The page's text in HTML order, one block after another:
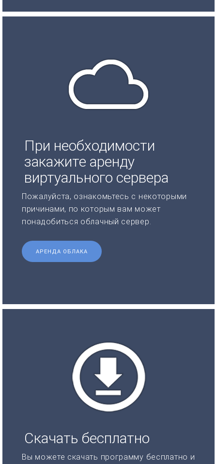
При необходимости
закажите аренду
виртуального сервера
Пожалуйста, ознакомьтесь с некоторыми
причинами, по которым вам может
понадобиться облачный сервер.
АРЕНДА ОБЛАКА
Скачать бесплатно
Вы можете скачать программу бесплатно и